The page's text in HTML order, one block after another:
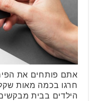
אתם פותחים את
חרגו בכמה מאות
הילדים בבית